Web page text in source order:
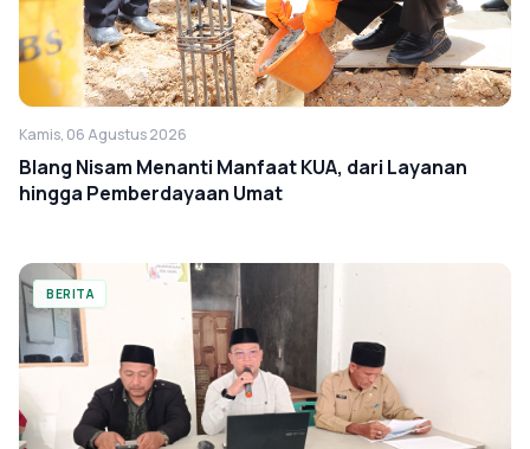
Kamis, 06 Agustus 2026
Blang Nisam Menanti Manfaat KUA, dari Layanan
hingga Pemberdayaan Umat
BERITA